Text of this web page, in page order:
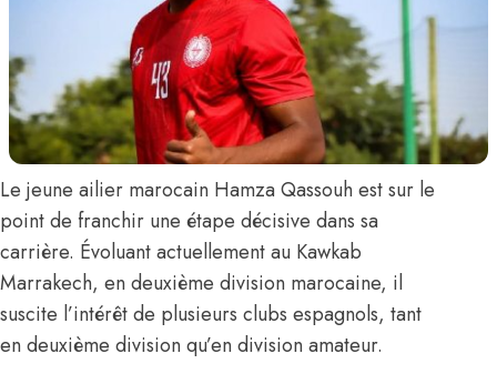
Le jeune ailier marocain Hamza Qassouh est sur le
point de franchir une étape décisive dans sa
carrière. Évoluant actuellement au Kawkab
Marrakech, en deuxième division marocaine, il
suscite l’intérêt de plusieurs clubs espagnols, tant
en deuxième division qu’en division amateur.